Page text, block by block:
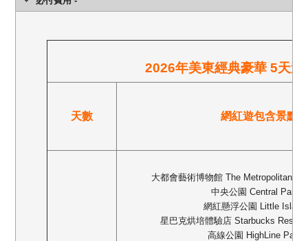
2026年美東經典豪華 5天
天數 網紅遊包含景點
大都會藝術博物館 The Metropolitan
中央公園 Central Park
網紅懸浮公園 Little Island
星巴克烘培體驗店 Starbucks
高線公園 HighLine Park